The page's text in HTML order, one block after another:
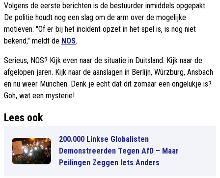
Volgens de eerste berichten is de bestuurder inmiddels opgepakt.
De politie houdt nog een slag om de arm over de mogelijke
motieven. "Of er bij het incident opzet in het spel is, is nog niet
bekend," meldt de NOS.
Serieus, NOS? Kijk even naar de situatie in Duitsland. Kijk naar de
afgelopen jaren. Kijk naar de aanslagen in Berlijn, Würzburg, Ansbach
en nu weer München. Denk je echt dat dit zomaar een ongelukje is?
Goh, wat een mysterie!
Lees ook
200.000 Linkse Globalisten
Demonstreerden Tegen AfD – Maar
Peilingen Zeggen Iets Anders